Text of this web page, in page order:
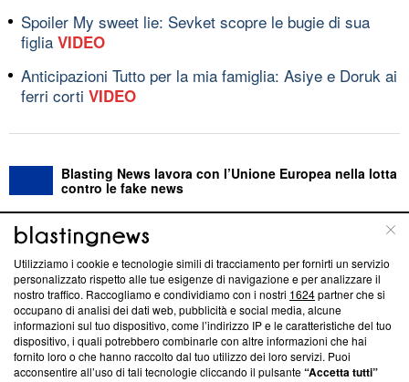
Spoiler My sweet lie: Sevket scopre le bugie di sua
figlia VIDEO
Anticipazioni Tutto per la mia famiglia: Asiye e Doruk ai
ferri corti VIDEO
Blasting News lavora con l’Unione Europea nella lotta
contro le fake news
ABOUT LINEA EDITORIALE
Questa sezione offre informazioni trasparenti su Blasting
News, sui nostri processi editoriali e su come ci impegniamo a
creare news di qualità. Inoltre, afferma la nostra aderenza a
‘Trust Project - News with Integrity’Blasting News non è
ancora membro del programma, ma ha richiesto di farne
parte; Trust Project non ha ancora effettuato una verifica di
Utilizziamo i cookie e tecnologie simili di tracciamento per fornirti un servizio
personalizzato rispetto alle tue esigenze di navigazione e per analizzare il
nostro traffico. Raccogliamo e condividiamo con i nostri 1624partner che si
occupano di analisi dei dati web, pubblicità e social media, alcune
informazioni sul tuo dispositivo, come l’indirizzo IP e le caratteristiche del tuo
dispositivo, i quali potrebbero combinarle con altre informazioni che hai
fornito loro o che hanno raccolto dal tuo utilizzo dei loro servizi. Puoi
acconsentire all’uso di tali tecnologie cliccando il pulsante“Accetta tutti”